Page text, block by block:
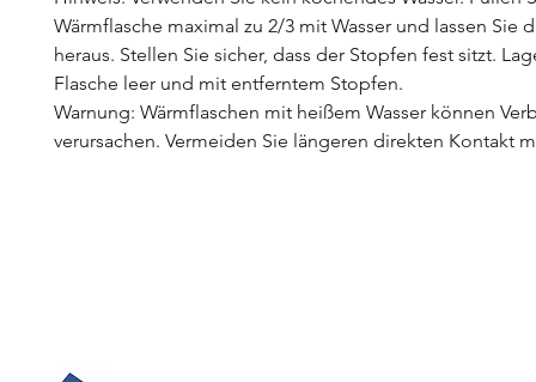
Wärmflasche maximal zu 2/3 mit Wasser und lassen Sie
heraus. Stellen Sie sicher, dass der Stopfen fest sitzt.
Flasche leer und mit entferntem Stopfen.
Warnung: Wärmflaschen mit heißem Wasser können
verursachen. Vermeiden Sie längeren direkten Kontakt